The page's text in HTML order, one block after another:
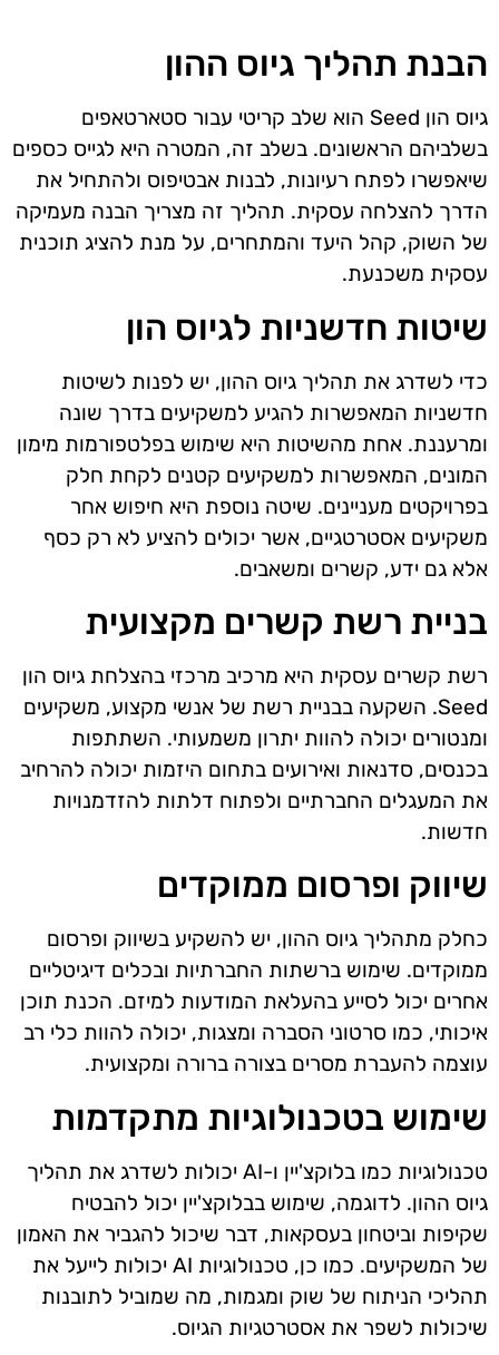
הבנת תהליך גיוס ההון
גיוס הון Seed הוא שלב קריטי עבור סטארטאפים
בשלביהם הראשונים. בשלב זה, המטרה היא לגייס כספים
שיאפשרו לפתח רעיונות, לבנות אבטיפוס ולהתחיל את
הדרך להצלחה עסקית. תהליך זה מצריך הבנה מעמיקה
של השוק, קהל היעד והמתחרים, על מנת להציג תוכנית
עסקית משכנעת.
שיטות חדשניות לגיוס הון
כדי לשדרג את תהליך גיוס ההון, יש לפנות לשיטות
חדשניות המאפשרות להגיע למשקיעים בדרך שונה
ומרעננת. אחת מהשיטות היא שימוש בפלטפורמות מימון
המונים, המאפשרות למשקיעים קטנים לקחת חלק
בפרויקטים מעניינים. שיטה נוספת היא חיפוש אחר
משקיעים אסטרטגיים, אשר יכולים להציע לא רק כסף
אלא גם ידע, קשרים ומשאבים.
בניית רשת קשרים מקצועית
רשת קשרים עסקית היא מרכיב מרכזי בהצלחת גיוס הון
Seed. השקעה בבניית רשת של אנשי מקצוע, משקיעים
ומנטורים יכולה להוות יתרון משמעותי. השתתפות
בכנסים, סדנאות ואירועים בתחום היזמות יכולה להרחיב
את המעגלים החברתיים ולפתוח דלתות להזדמנויות
חדשות.
שיווק ופרסום ממוקדים
כחלק מתהליך גיוס ההון, יש להשקיע בשיווק ופרסום
ממוקדים. שימוש ברשתות החברתיות ובכלים דיגיטליים
אחרים יכול לסייע בהעלאת המודעות למיזם. הכנת תוכן
איכותי, כמו סרטוני הסברה ומצגות, יכולה להוות כלי רב
עוצמה להעברת מסרים בצורה ברורה ומקצועית.
שימוש בטכנולוגיות מתקדמות
טכנולוגיות כמו בלוקצ'יין ו-AI יכולות לשדרג את תהליך
גיוס ההון. לדוגמה, שימוש בבלוקצ'יין יכול להבטיח
שקיפות וביטחון בעסקאות, דבר שיכול להגביר את האמון
של המשקיעים. כמו כן, טכנולוגיות AI יכולות לייעל את
תהליכי הניתוח של שוק ומגמות, מה שמוביל לתובנות
שיכולות לשפר את אסטרטגיות הגיוס.